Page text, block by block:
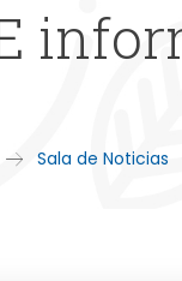
Sala de Noticias